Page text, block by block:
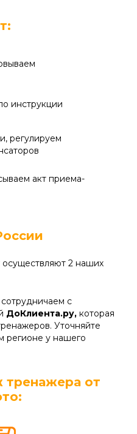
инструкции
регулируем
акт приема-
2 наших
с
ДоКлиента.ру, которая
Уточняйте
регионе у нашего
тренажера от